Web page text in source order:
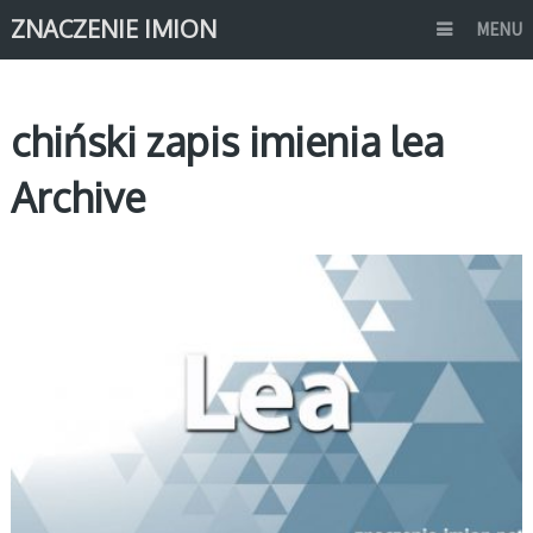
ZNACZENIE IMION MENU
chiński zapis imienia lea
Archive